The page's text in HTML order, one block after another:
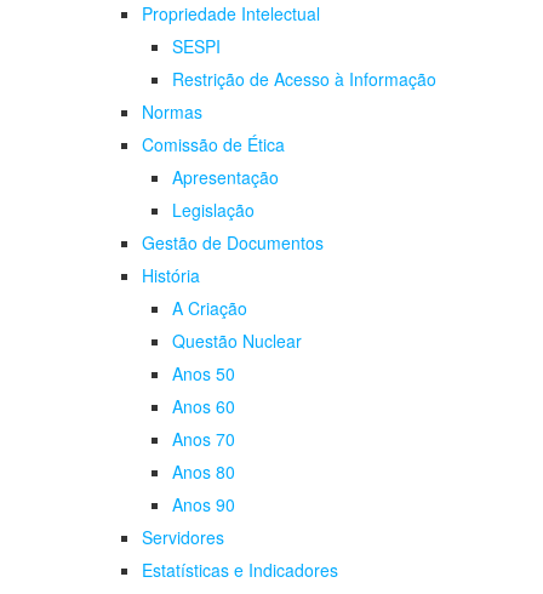
Propriedade Intelectual
SESPI
Restrição de Acesso à Informação
Normas
Comissão de Ética
Apresentação
Legislação
Gestão de Documentos
História
A Criação
Questão Nuclear
Anos 50
Anos 60
Anos 70
Anos 80
Anos 90
Servidores
Estatísticas e Indicadores